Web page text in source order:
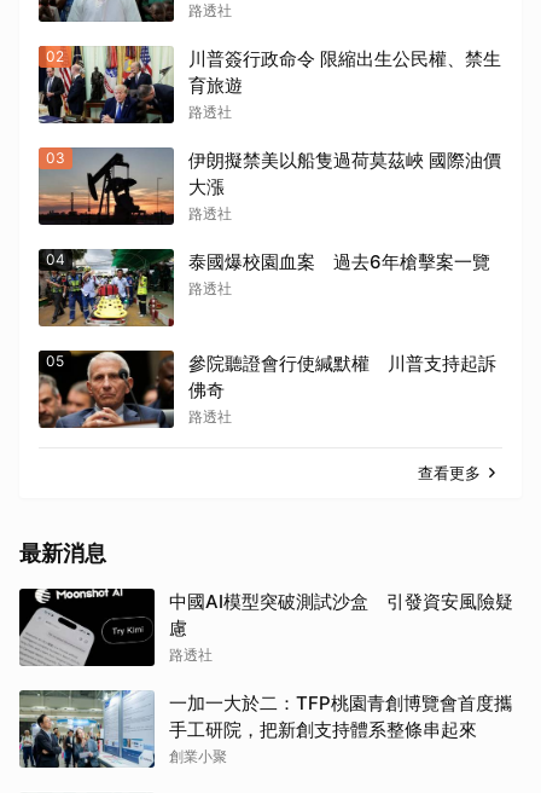
路透社
02
川普簽行政命令 限縮出生公民權、禁生
育旅遊
路透社
03
伊朗擬禁美以船隻過荷莫茲峽 國際油價
大漲
路透社
04 泰國爆校園血案 過去6年槍擊案一覽
路透社
05
參院聽證會行使緘默權 川普支持起訴
佛奇
路透社
查看更多
最新消息
中國AI模型突破測試沙盒 引發資安風險疑
慮
路透社
一加一大於二：TFP桃園青創博覽會首度攜
手工研院，把新創支持體系整條串起來
創業小聚